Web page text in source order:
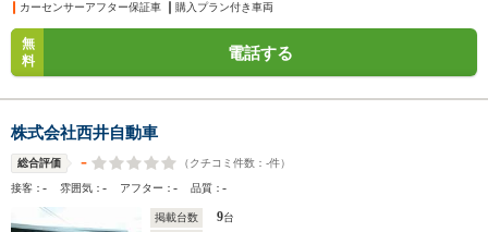
カーセンサーアフター保証車
購入プラン付き車両
無
料
電話する
株式会社西井自動車
総合評価 - （クチコミ件数： -件）
接客：- 雰囲気：- アフター：- 品質：-
掲載台数 9台